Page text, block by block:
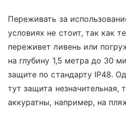
Переживать за
условиях не стоит, так как
переживет ливень или
на глубину 1,5 метра до 30
защите по стандарту IP48.
тут защита незначительная,
аккуратны, например, на